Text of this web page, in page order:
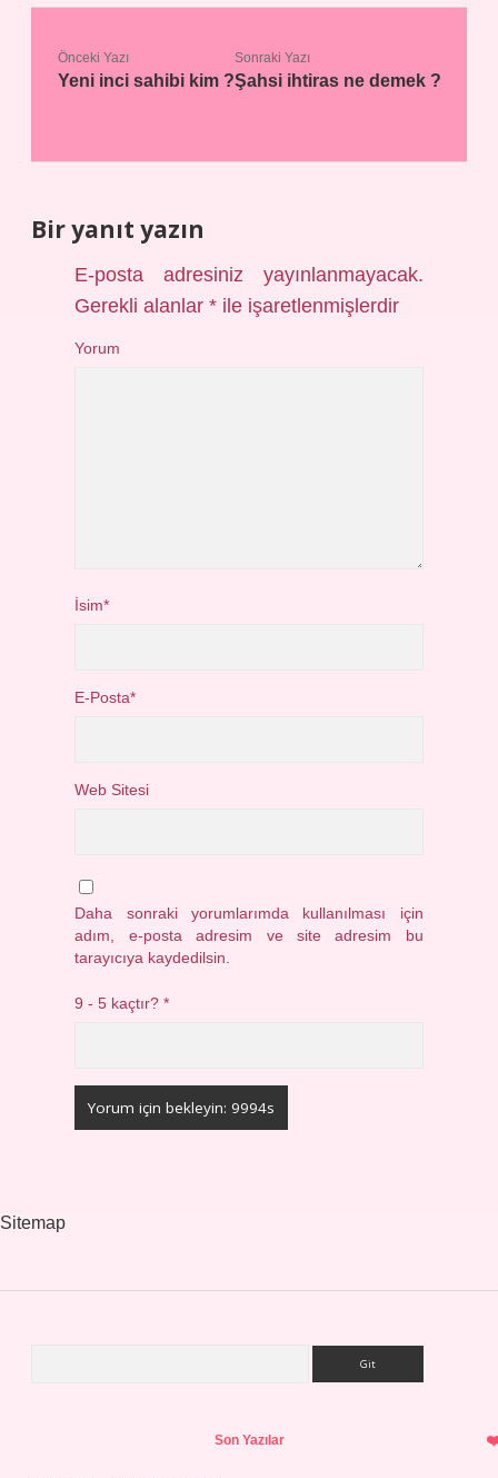
Önceki Yazı
Yeni inci sahibi kim ?
Sonraki Yazı
Şahsi ihtiras ne demek ?
Bir yanıt yazın
E-posta adresiniz yayınlanmayacak.
Gerekli alanlar* ile işaretlenmişlerdir
Yorum
İsim*
E-Posta*
Web Sitesi
Daha sonraki yorumlarımda kullanılması için
adım, e-posta adresim ve site adresim bu
tarayıcıya kaydedilsin.
9 - 5 kaçtır?*
Sitemap
Son Yazılar